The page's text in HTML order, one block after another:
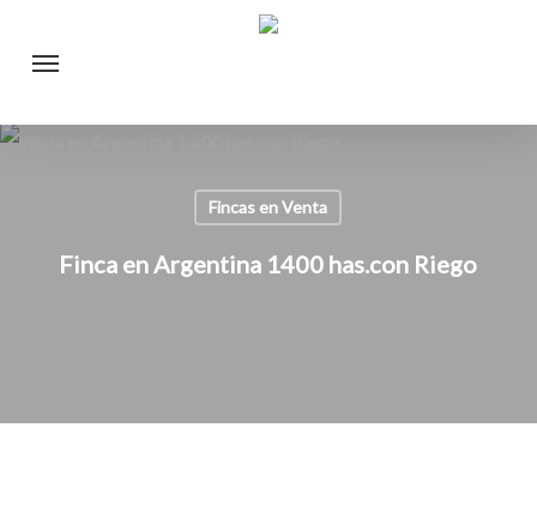
content
Menu
Fincas en Venta
Finca en Argentina 1400 has.con Riego